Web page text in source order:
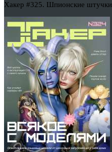
Хакер #325. Шпионские штучки